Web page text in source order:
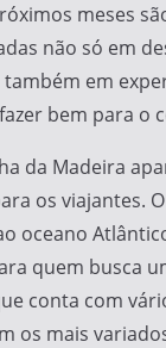
meses
não só em
em
bem para o
da Madeira
os viajantes.
oceano
quem busca
conta com
os mais